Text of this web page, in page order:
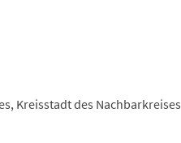
Kreisstadt des Nachbarkreises